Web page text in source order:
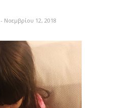
- Νοεμβρίου 12, 2018